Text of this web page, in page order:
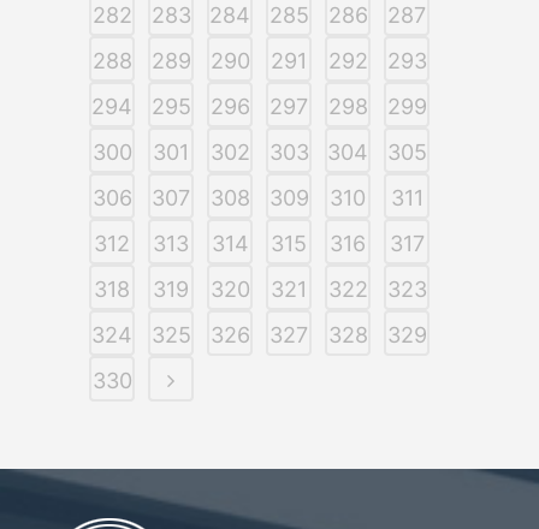
282
283 284 285 286
287
288
289 290 291 292
293
294
295 296 297 298
299
300
301 302 303 304
305
306
307 308 309 310
311
312
313 314 315 316
317
318
319 320 321 322
323
324
325 326 327 328
329
330